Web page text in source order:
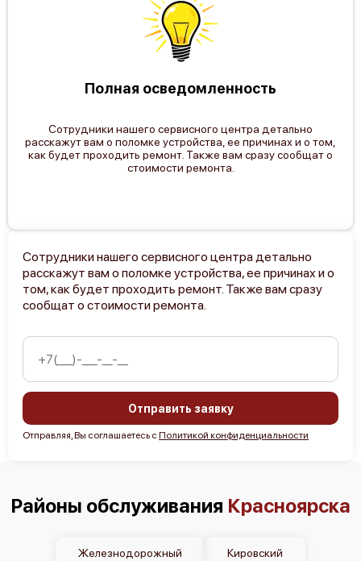
Полная осведомленность
Сотрудники нашего сервисного центра детально
расскажут вам о поломке устройства, ее причинах и о том,
как будет проходить ремонт. Также вам сразу сообщат о
стоимости ремонта.
Сотрудники нашего сервисного центра детально
расскажут вам о поломке устройства, ее причинах и о
том, как будет проходить ремонт. Также вам сразу
сообщат о стоимости ремонта.
Отправить заявку
Отправляя, Вы соглашаетесь с Политикой конфиденциальности
Районы обслуживания Красноярска
Железнодорожный Кировский